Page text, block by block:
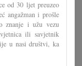
od 30 ljet preuzeo
angažman i prošle
znanje i užu vezu
ili savjetnik
u nasi društvi, ka